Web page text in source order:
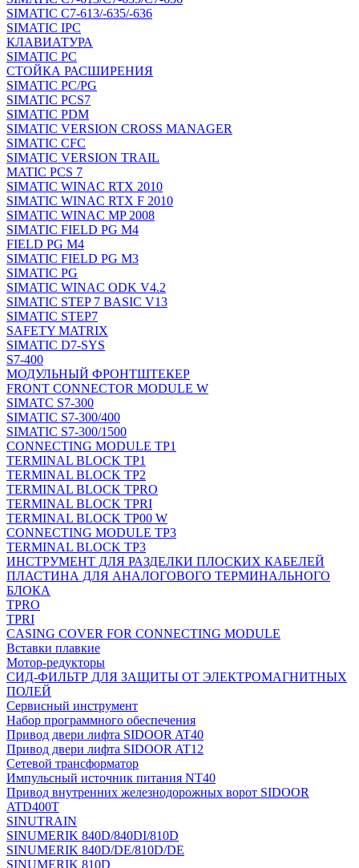
SIMATIC C7-613/-635/-636
SIMATIC IPC
КЛАВИАТУРА
SIMATIC PC
СТОЙКА РАСШИРЕНИЯ
SIMATIC PC/PG
SIMATIC PCS7
SIMATIC PDM
SIMATIC VERSION CROSS MANAGER
SIMATIC CFC
SIMATIC VERSION TRAIL
MATIC PCS 7
SIMATIC WINAC RTX 2010
SIMATIC WINAC RTX F 2010
SIMATIC WINAC MP 2008
SIMATIC FIELD PG M4
FIELD PG M4
SIMATIC FIELD PG M3
SIMATIC PG
SIMATIC WINAC ODK V4.2
SIMATIC STEP 7 BASIC V13
SIMATIC STEP7
SAFETY MATRIX
SIMATIC D7-SYS
S7-400
МОДУЛЬНЫЙ ФРОНТШТЕКЕР
FRONT CONNECTOR MODULE W
SIMATC S7-300
SIMATIC S7-300/400
SIMATIC S7-300/1500
CONNECTING MODULE TP1
TERMINAL BLOCK TP1
TERMINAL BLOCK TP2
TERMINAL BLOCK TPRO
TERMINAL BLOCK TPRI
TERMINAL BLOCK TP00 W
CONNECTING MODULE TP3
TERMINAL BLOCK TP3
ИНСТРУМЕНТ ДЛЯ РАЗДЕЛКИ ПЛОСКИХ КАБЕЛЕЙ
ПЛАСТИНА ДЛЯ АНАЛОГОВОГО ТЕРМИНАЛЬНОГО
БЛОКА
TPRO
TPRI
CASING COVER FOR CONNECTING MODULE
Вставки плавкие
Мотор-редукторы
СИД-ФИЛЬТР ДЛЯ ЗАЩИТЫ ОТ ЭЛЕКТРОМАГНИТНЫХ
ПОЛЕЙ
Сервисный инструмент
Набор программного обеспечения
Привод двери лифта SIDOOR AT40
Привод двери лифта SIDOOR AT12
Сетевой трансформатор
Импульсный источник питания NT40
Привод внутренних железнодорожных ворот SIDOOR
ATD400T
SINUTRAIN
SINUMERIK 840D/840DI/810D
SINUMERIK 840D/DE/810D/DE
SINUMERIK 810D